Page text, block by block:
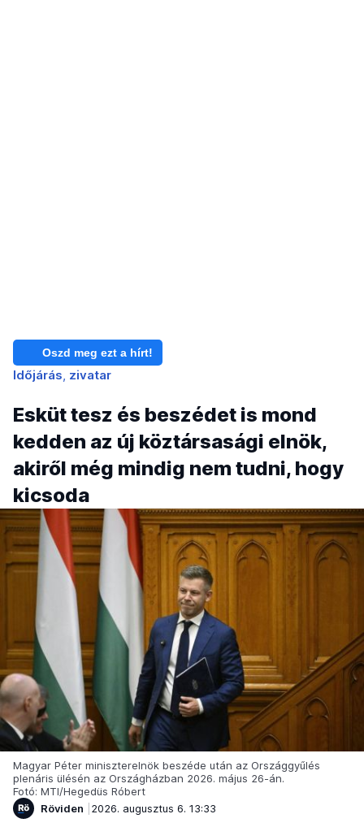
Oszd meg ezt a hírt!
Időjárás zivatar
Esküt tesz és beszédet is mond
kedden az új köztársasági elnök,
akiről még mindig nem tudni, hogy
kicsoda
Magyar Péter miniszterelnök beszéde után az Országgyűlés
plenáris ülésén az Országházban 2026. május 26-án.
Fotó: MTI/Hegedüs Róbert
Röviden
2026. augusztus 6. 13:33